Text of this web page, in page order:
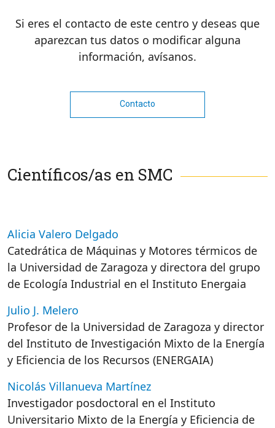
Si eres el contacto de este centro y deseas que
aparezcan tus datos o modificar alguna
información, avísanos.
Contacto
Científicos/as en SMC
Alicia Valero Delgado
Catedrática de Máquinas y Motores térmicos de
la Universidad de Zaragoza y directora del grupo
de Ecología Industrial en el Instituto Energaia
Julio J. Melero
Profesor de la Universidad de Zaragoza y director
del Instituto de Investigación Mixto de la Energía
y Eficiencia de los Recursos (ENERGAIA)
Nicolás Villanueva Martínez
Investigador posdoctoral en el Instituto
Universitario Mixto de la Energía y Eficiencia de